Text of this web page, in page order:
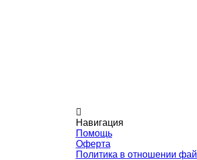
Навигация
Помощь
Оферта
Политика в отношении